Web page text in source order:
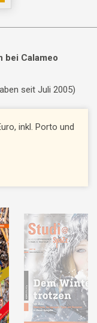
bei Calameo
seit Juli 2005)
inkl. Porto und